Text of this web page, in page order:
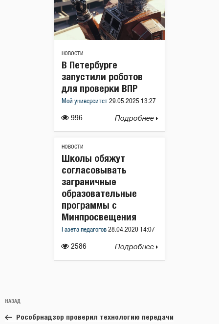
НОВОСТИ
996
В Петербурге
запустили роботов
для проверки ВПР
Мой университет 29.05.2025 13:27
Подробнее
НОВОСТИ
2586
Школы обяжут
согласовывать
заграничные
образовательные
программы с
Минпросвещения
Газета педагогов 28.04.2020 14:07
Подробнее
по
записям
Предыдущая
запись:
НАЗАД
Рособрнадзор проверил технологию передачи